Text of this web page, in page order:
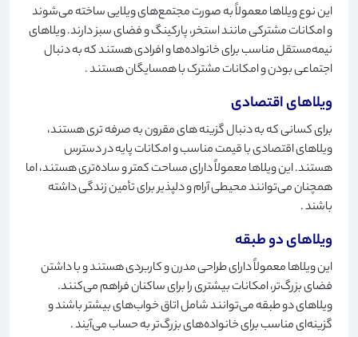
این نوع ویلاها معمولاً به صورت مجتمع‌های ویلایی ساخته می‌شوند
و امکانات مشترکی مانند استخر، پارکینگ و فضای سبز دارند. ویلاهای
نیمه‌مستقل مناسب برای خانواده‌ها و افرادی هستند که به دنبال
اجتماعی بودن و امکانات مشترک با همسایگان هستند.
ویلاهای اقتصادی
برای کسانی که به دنبال گزینه های مقرون به صرفه تری هستند،
ویلاهای اقتصادی با قیمت مناسب و امکانات پایه در دسترس
هستند. این ویلاها معمولاً دارای مساحت کمتر و ساده‌تری هستند، اما
همچنان می‌توانند محیطی آرام و دلپذیر برای تأمین زندگی داشته
باشند.
ویلاهای دو طبقه
این ویلاها معمولاً دارای طراحی مدرن و کاربردی هستند و با داشتن
فضای بزرگ‌تر، امکانات بیشتری را برای ساکنان فراهم می‌کنند.
ویلاهای دو طبقه می‌توانند شامل اتاق خواب‌های بیشتر باشند و
گزینه‌ای مناسب برای خانواده‌های بزرگ‌تر به حساب می‌آیند.